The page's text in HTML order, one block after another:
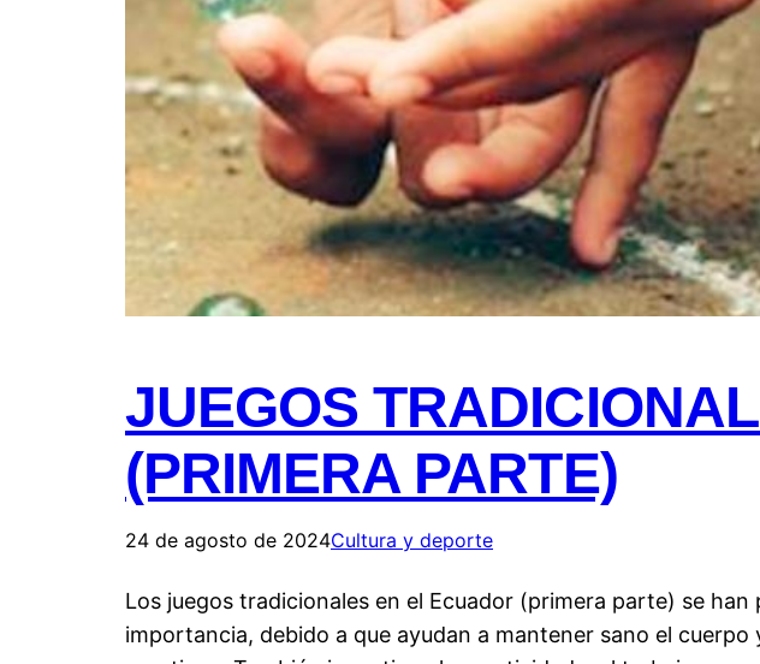
JUEGOS
(PRIMERA PARTE)
24 de agosto de 2024Cultura y deporte
Los juegos tradicionales en el Ecuador (primera parte) se
importancia, debido a que ayudan a mantener sano el